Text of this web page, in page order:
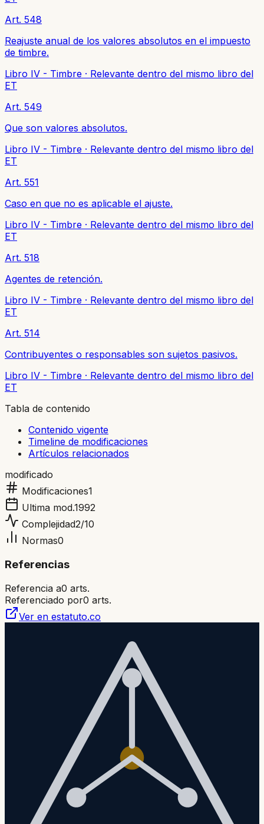
Art. 548
Reajuste anual de los valores absolutos en el impuesto
de timbre.
Libro IV - Timbre · Relevante dentro del mismo libro del
ET
Art. 549
Que son valores absolutos.
Libro IV - Timbre · Relevante dentro del mismo libro del
ET
Art. 551
Caso en que no es aplicable el ajuste.
Libro IV - Timbre · Relevante dentro del mismo libro del
ET
Art. 518
Agentes de retención.
Libro IV - Timbre · Relevante dentro del mismo libro del
ET
Art. 514
Contribuyentes o responsables son sujetos pasivos.
Libro IV - Timbre · Relevante dentro del mismo libro del
ET
Tabla de contenido
Contenido vigente
Timeline de modificaciones
Artículos relacionados
modificado
Modificaciones1
Ultima mod.1992
Complejidad2/10
Normas0
Referencias
Referencia a0 arts.
Referenciado por0 arts.
Ver en estatuto.co